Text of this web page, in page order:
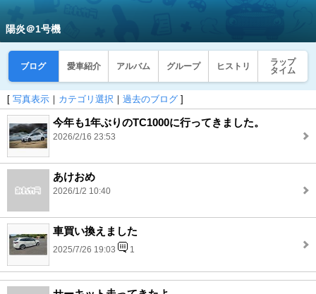
陽炎＠1号機
ブログ 愛車紹介 アルバム グループ ヒストリ
ラップ
タイム
[ 写真表示 ｜ カテゴリ選択 ｜ 過去のブログ ]
今年も1年ぶりのTC1000に行ってきました。
2026/2/16 23:53
あけおめ
2026/1/2 10:40
車買い換えました
2025/7/26 19:03 1